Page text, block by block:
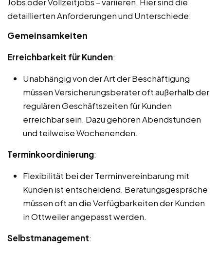
detaillierten Anforderungen und Unterschiede:
Gemeinsamkeiten
Erreichbarkeit für Kunden:
Unabhängig von der Art der Beschäftigung
müssen Versicherungsberater oft außerhalb der
regulären Geschäftszeiten für Kunden
erreichbar sein. Dazu gehören Abendstunden
und teilweise Wochenenden.
Terminkoordinierung:
Flexibilität bei der Terminvereinbarung mit
Kunden ist entscheidend. Beratungsgespräche
müssen oft an die Verfügbarkeiten der Kunden
in Ottweiler angepasst werden.
Selbstmanagement: